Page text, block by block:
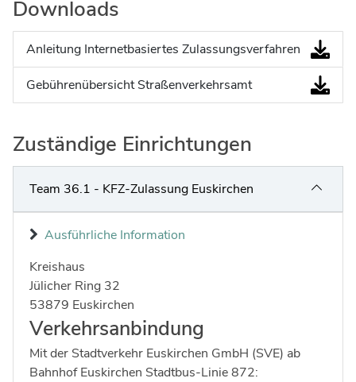
Downloads
Anleitung Internetbasiertes Zulassungsverfahren
Gebührenübersicht Straßenverkehrsamt
Zuständige Einrichtungen
Team 36.1 - KFZ-Zulassung Euskirchen
Ausführliche Information
Kreishaus
Strasse:
Jülicher Ring Hausnummer:
32
Postleitzahl:
53879 Ort:
Euskirchen
Verkehrsanbindung
Mit der Stadtverkehr Euskirchen GmbH (SVE) ab
Bahnhof Euskirchen Stadtbus-Linie 872: